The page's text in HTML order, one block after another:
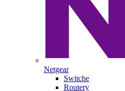
Netgear
Switche
Routery